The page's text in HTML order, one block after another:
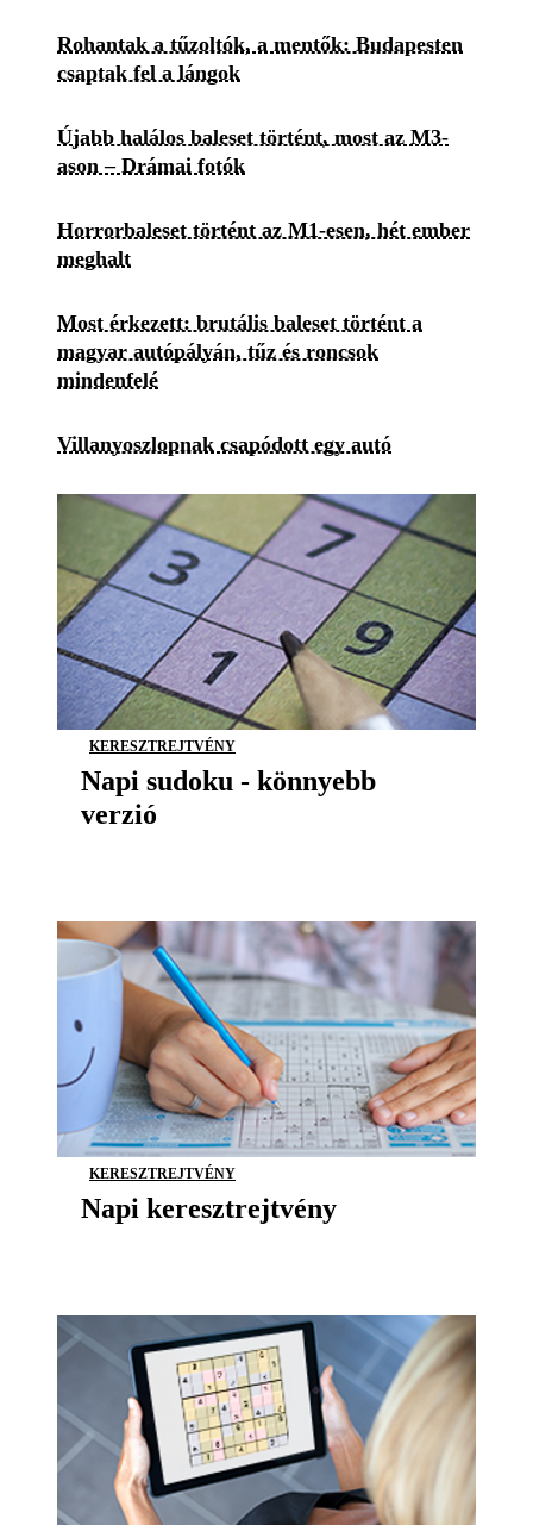
Rohantak a tűzoltók, a mentők: Budapesten
csaptak fel a lángok
Újabb halálos baleset történt, most az M3-
ason – Drámai fotók
Horrorbaleset történt az M1-esen, hét ember
meghalt
Most érkezett: brutális baleset történt a
magyar autópályán, tűz és roncsok
mindenfelé
Villanyoszlopnak csapódott egy autó
KERESZTREJTVÉNY
Napi sudoku - könnyebb
verzió
KERESZTREJTVÉNY
Napi keresztrejtvény